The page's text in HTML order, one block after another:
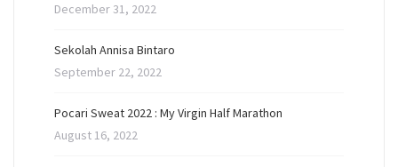
December 31, 2022
Sekolah Annisa Bintaro
September 22, 2022
Pocari Sweat 2022 : My Virgin Half Marathon
August 16, 2022